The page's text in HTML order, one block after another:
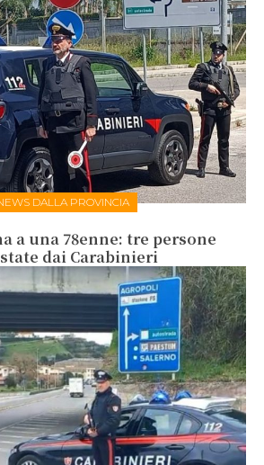
DALLA PROVINCIA
a una 78enne: tre persone
dai Carabinieri